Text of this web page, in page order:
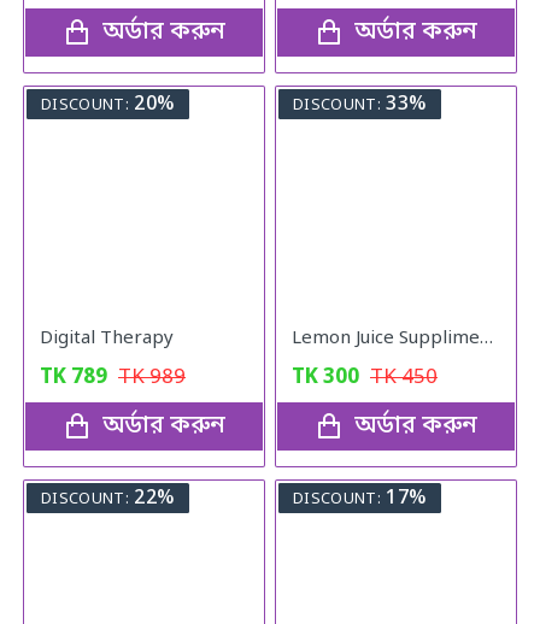
অর্ডার করুন অর্ডার করুন
DISCOUNT: 20%
Digital Therapy
TK 789 TK989
অর্ডার করুন
DISCOUNT: 33%
Lemon Juice Suppliment Weight Loss Lemon Juice 120g
TK300 TK450
অর্ডার করুন
DISCOUNT: 22% DISCOUNT: 17%